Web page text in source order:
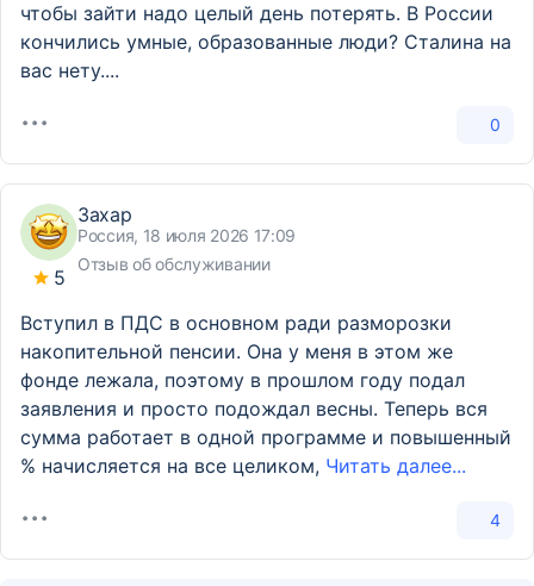
чтобы зайти надо целый день потерять. В России
кончились умные, образованные люди? Сталина на
вас нету....
0
5
Захар
Россия, 18 июля 2026 17:09
Отзыв об обслуживании
Вступил в ПДС в основном ради разморозки
накопительной пенсии. Она у меня в этом же
фонде лежала, поэтому в прошлом году подал
заявления и просто подождал весны. Теперь вся
сумма работает в одной программе и повышенный
% начисляется на все целиком, Читать далее...
4